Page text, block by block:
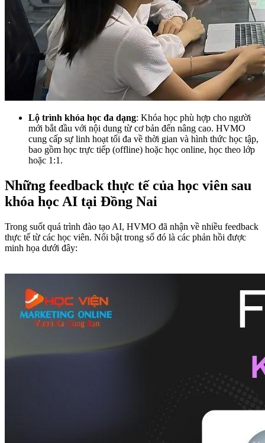
Lộ trình khóa học đa dạng: Khóa học phù hợp cho người
mới bắt đầu với nội dung từ cơ bản đến nâng cao. HVMO
cung cấp sự linh hoạt tối đa về thời gian và hình thức học tập,
bao gồm học trực tiếp (offline) hoặc học online, học theo lớp
hoặc 1:1.
Những feedback thực tế của học viên sau
khóa học AI tại Đồng Nai
Trong suốt quá trình đào tạo AI, HVMO đã nhận về nhiều feedback
thực tế từ các học viên. Nổi bật trong số đó là các phản hồi được
minh họa dưới đây: